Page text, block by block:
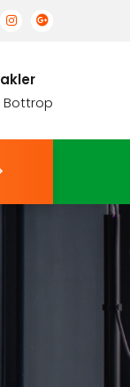
Bottrop